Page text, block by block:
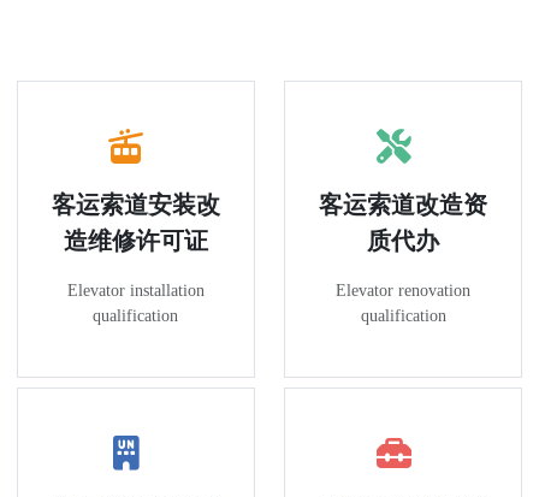
客运索道安装改
造维修许可证
Elevator installation
qualification
客运索道改造资
质代办
Elevator renovation
qualification